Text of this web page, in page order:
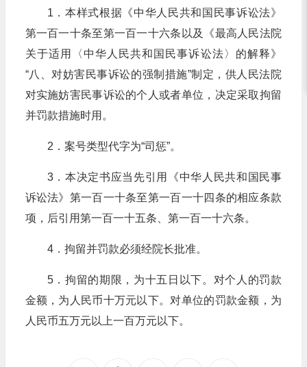
1．本样式根据《中华人民共和国民事诉讼法》
第一百一十条至第一百一十六条以及《最高人民法院
关于适用〈中华人民共和国民事诉讼法〉的解释》
“八、对妨害民事诉讼的强制措施”制定，供人民法院
对实施妨害民事诉讼的个人或者单位，决定采取拘留
并罚款措施时用。
2．案号类型代字为“司惩”。
3．本决定书应当先引用《中华人民共和国民事
诉讼法》第一百一十条至第一百一十四条的相应条款
项，后引用第一百一十五条、第一百一十六条。
4．拘留并罚款必须经院长批准。
5．拘留的期限，为十五日以下。对个人的罚款
金额，为人民币十万元以下。对单位的罚款金额，为
人民币五万元以上一百万元以下。